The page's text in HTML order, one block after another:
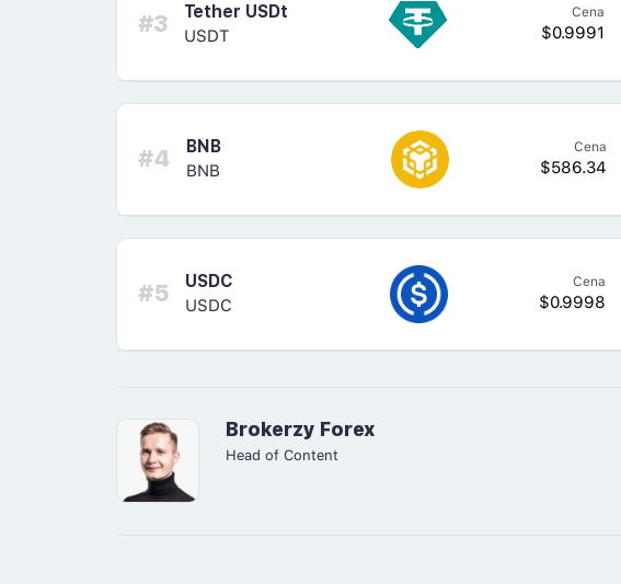
#3
Tether USDt
USDT
Cena
$0.9991
#4
BNB
BNB
Cena
$586.34
#5
USDC
USDC
Cena
$0.9998
Brokerzy Forex
Head of Content